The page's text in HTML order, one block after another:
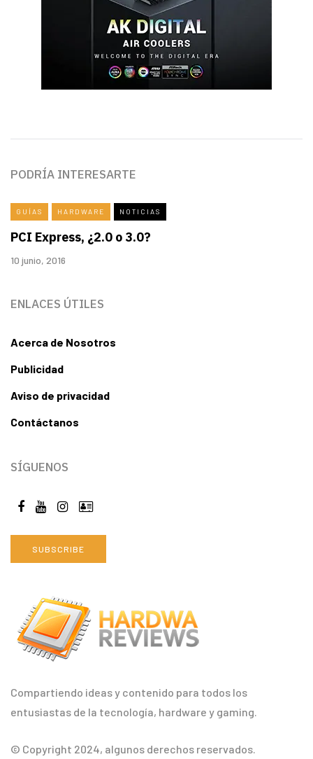
Compartiendo ideas y contenido para todos los
entusiastas de la tecnología, hardware y gaming.
© Copyright 2024, algunos derechos reservados.
PODRÍA INTERESARTE
GUÍAS HARDWARE NOTICIAS
PCI Express, ¿2.0 o 3.0?
10 junio, 2016
ENLACES ÚTILES
Acerca de Nosotros
Publicidad
Aviso de privacidad
Contáctanos
SÍGUENOS
SUBSCRIBE